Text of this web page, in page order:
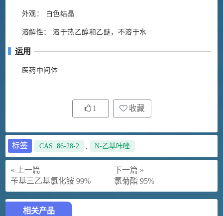
外观： 白色结晶
溶解性： 溶于热乙醇和乙醚，不溶于水
运用
医药中间体
1 收藏
标签 CAS: 86-28-2 , N-乙基咔唑
« 上一篇
苄基三乙基氯化铵 99%
下一篇 »
氯菊酯 95%
相关产品